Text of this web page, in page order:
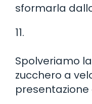
sformarla
11.
Spolveriamo
zucchero a